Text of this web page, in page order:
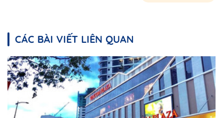
CÁC BÀI VIẾT LIÊN QUAN